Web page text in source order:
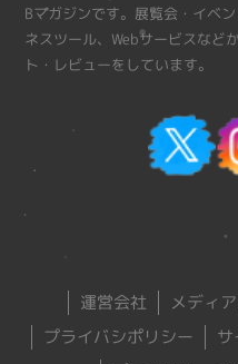
Bマガジンです。展覧会・イベ
ネスツール、Webサービスなど
ト・レビューをしています。
運営会社
メディ
プライバシポリシー